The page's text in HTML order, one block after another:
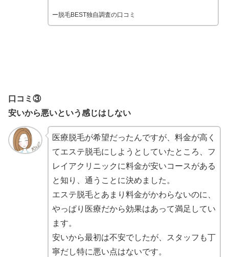
ー脱毛BEST独自調査の口コミ
口コミ③
安いから悪いという感じはしない
医療脱毛が希望だったんですが、料金が高く
てエステ脱毛にしようとしていたところ、フ
レイアクリニックに料金が安いコースがある
と知り、通うことに決めました。
エステ脱毛とあまり料金がかわらないのに、
やっぱり医療だから効果はあって満足してい
ます。
安いから最初は不安でしたが、スタッフも丁
寧だし特に悪い点はないです。